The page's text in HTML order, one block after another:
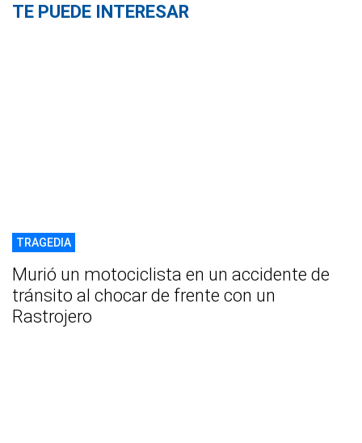
TE PUEDE INTERESAR
TRAGEDIA
Murió un motociclista en un accidente de
tránsito al chocar de frente con un
Rastrojero